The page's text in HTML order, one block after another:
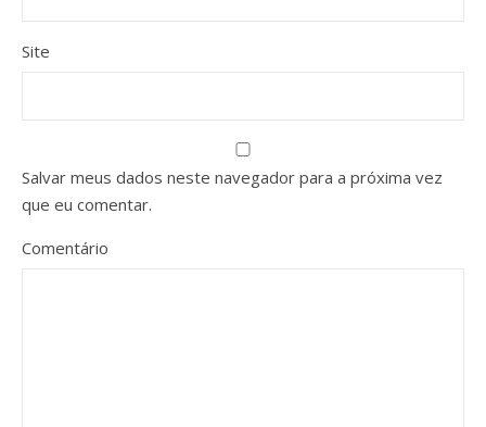
Site
Salvar meus dados neste navegador para a próxima vez
que eu comentar.
Comentário